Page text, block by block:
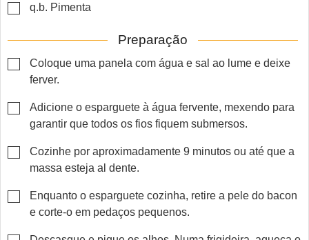
▢
q.b. Pimenta
Preparação
▢
Coloque uma panela com água e sal ao lume e deixe
ferver.
▢
Adicione o esparguete à água fervente, mexendo para
garantir que todos os fios fiquem submersos.
▢
Cozinhe por aproximadamente 9 minutos ou até que a
massa esteja al dente.
▢
Enquanto o esparguete cozinha, retire a pele do bacon
e corte-o em pedaços pequenos.